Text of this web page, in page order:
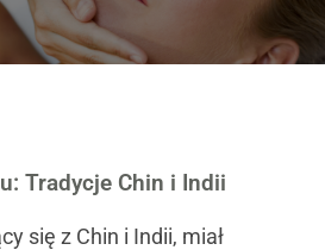
Tradycje Chin i Indii
się z Chin i Indii, miał